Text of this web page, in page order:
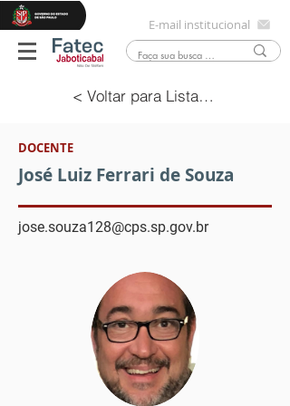
E-mail institucional
< Voltar para Lista Docentes
DOCENTE
José Luiz Ferrari de Souza
jose.souza128@cps.sp.gov.br